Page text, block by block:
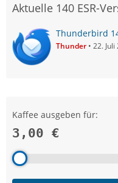
Aktuelle 140 ESR-
Thunderbird
Thunder 22.
Kaffee ausgeben für:
3,00 €